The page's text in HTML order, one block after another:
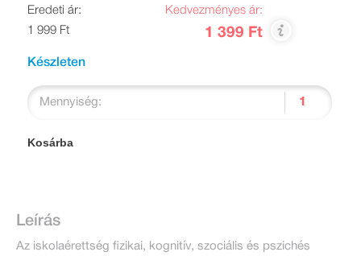
Eredeti ár:
1 999 Ft
Kedvezményes ár:
1 399 Ft
Készleten
Mennyiség:
Kosárba
Leírás
Az iskolaérettség fizikai, kognitív, szociális és pszichés